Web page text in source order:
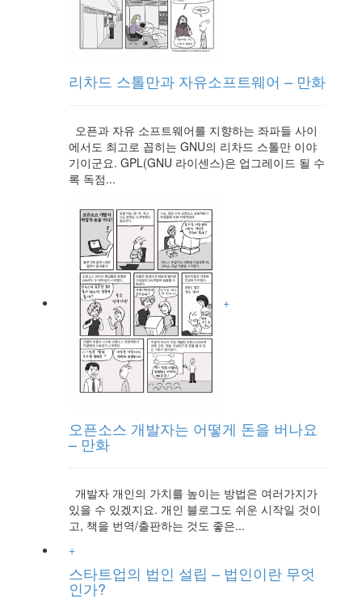
리차드 스톨만과 자유소프트웨어 – 만화
오픈과 자유 소프트웨어를 지향하는 좌파들 사이
에서도 최고로 꼽히는 GNU의 리차드 스톨만 이야
기이군요. GPL(GNU 라이센스)은 업그레이드 될 수
록 독점...
+
오픈소스 개발자는 어떻게 돈을 버나요
– 만화
개발자 개인의 가치를 높이는 방법은 여러가지가
있을 수 있겠지요. 개인 블로그도 쉬운 시작일 것이
고, 책을 번역/출판하는 것도 좋은...
+
스타트업의 법인 설립 – 법인이란 무엇
인가?